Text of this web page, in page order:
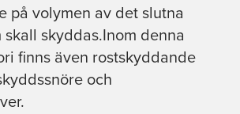
på volymen av det slutna
skyddas.Inom denna
finns även rostskyddande
och